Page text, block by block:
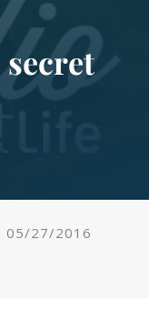
secret
05/27/2016